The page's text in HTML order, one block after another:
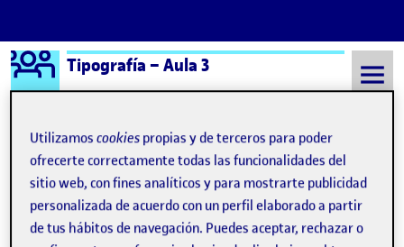
Saltar al contenido
Logo Ágora
Tipografía – Aula 3
Semestre 20241 - Aula 3 Tipografía
Tipografía
Utilizamoscookies propias y de terceros para poder
ofrecerte correctamente todas las funcionalidades del
sitio web, con fines analíticos y para mostrarte publicidad
personalizada de acuerdo con un perfil elaborado a partir
de tus hábitos de navegación. Puedes aceptar, rechazar o